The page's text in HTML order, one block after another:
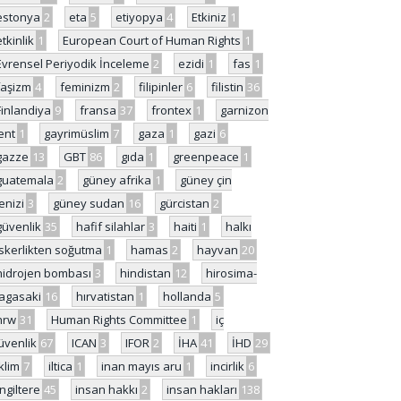
2 eta 5 etiyopya 4 Etkiniz 1
1 European Court of Human Rights 1
Periyodik İnceleme 2 ezidi 1 fas 1
4 feminizm 2 filipinler 6 filistin 36
9 fransa 37 frontex 1
garnizon
1 gayrimüslim 7 gaza 1 gazi 6
13 GBT 86 gıda 1 greenpeace 1
2 güney afrika 1
güney çin
3 güney sudan 16 gürcistan 2
35 hafif silahlar 3 haiti 1
halkı
soğutma 1 hamas 2 hayvan 20
bombası 3 hindistan 12
hirosima-
16 hırvatistan 1 hollanda 5
31 Human Rights Committee 1
iç
67 ICAN 3 IFOR 2 İHA 41 İHD 29
7 iltica 1 inan mayıs aru 1 incirlik 6
45 insan hakkı 2 insan hakları 138